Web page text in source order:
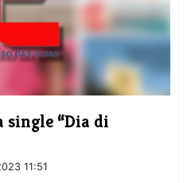
single “Dia di
11:51